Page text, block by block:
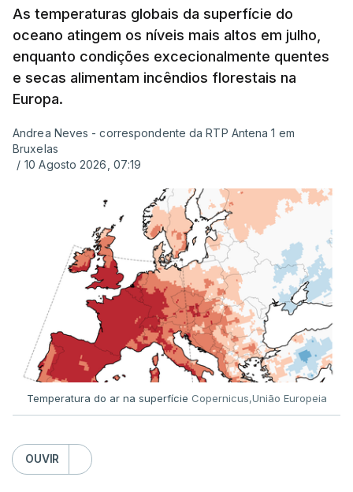
tinha sido divulgado. Alguns pais apontam
incorreções e aguardam a atualização na
plataforma Inovar.
ERRO100
ERROR ON HTML5 MEDIA ELEMENT
ESTE CONTEÚDO ESTÁ NESTE
MOMENTO INDISPONÍVEL
Já a norte, na Escola Secundária de Rio Tinto, uma
outra equipa de reportagem confirmou quehá
mais de 100 pedidos de reapreciação de notas
que aguardam a divulgação.
Os resultados chegaram a ser enviados à escola
concretamente à 0h47, no entanto, ao início da
manhã a afixação ainda não tinha sido feita.
As temperaturas globais da superfície do
oceano atingem os níveis mais altos em julho,
enquanto condições excecionalmente quentes
e secas alimentam incêndios florestais na
Europa.
Andrea Neves - correspondente da RTP Antena 1 em
Bruxelas
/ 10 Agosto 2026, 07:19
Temperatura do ar na superfície Copernicus,União Europeia
OUVIR